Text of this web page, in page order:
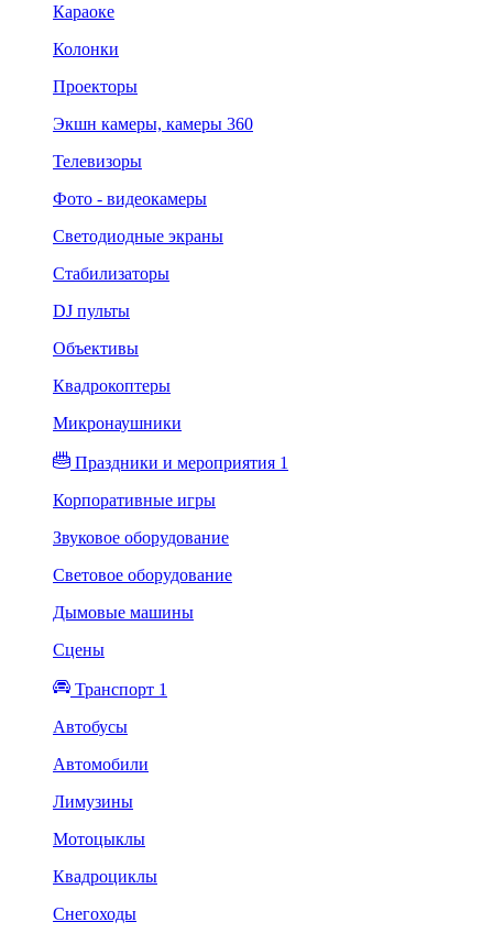
Караоке
Колонки
Проекторы
Экшн камеры, камеры 360
Телевизоры
Фото - видеокамеры
Светодиодные экраны
Стабилизаторы
DJ пульты
Объективы
Квадрокоптеры
Микронаушники
Праздники и мероприятия 1
Корпоративные игры
Звуковое оборудование
Световое оборудование
Дымовые машины
Сцены
Транспорт 1
Автобусы
Автомобили
Лимузины
Мотоцыклы
Квадроциклы
Снегоходы